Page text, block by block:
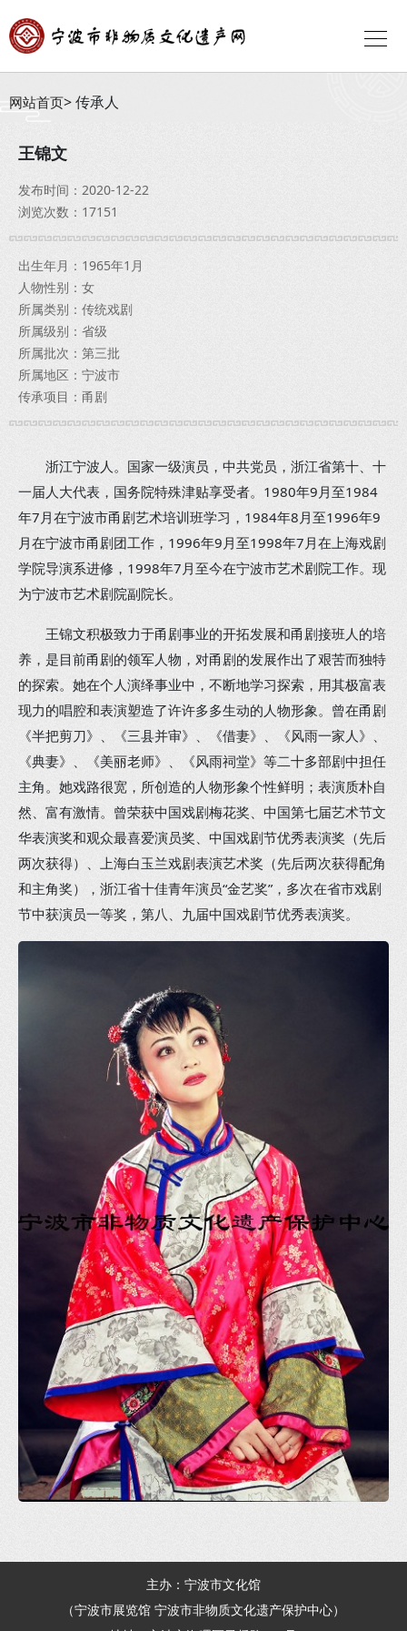
网站首页 传承人
王锦文
发布时间：2020-12-22
浏览次数：17151
出生年月：1965年1月
人物性别：女
所属类别：传统戏剧
所属级别：省级
所属批次：第三批
所属地区：宁波市
传承项目：甬剧
浙江宁波人。国家一级演员，中共党员，浙江省第十、十
一届人大代表，国务院特殊津贴享受者。1980年9月至1984
年7月在宁波市甬剧艺术培训班学习，1984年8月至1996年9
月在宁波市甬剧团工作，1996年9月至1998年7月在上海戏剧
学院导演系进修，1998年7月至今在宁波市艺术剧院工作。现
为宁波市艺术剧院副院长。
王锦文积极致力于甬剧事业的开拓发展和甬剧接班人的培
养，是目前甬剧的领军人物，对甬剧的发展作出了艰苦而独特
的探索。她在个人演绎事业中，不断地学习探索，用其极富表
现力的唱腔和表演塑造了许许多多生动的人物形象。曾在甬剧
《半把剪刀》、《三县并审》、《借妻》、《风雨一家人》、
《典妻》、《美丽老师》、《风雨祠堂》等二十多部剧中担任
主角。她戏路很宽，所创造的人物形象个性鲜明；表演质朴自
然、富有激情。曾荣获中国戏剧梅花奖、中国第七届艺术节文
华表演奖和观众最喜爱演员奖、中国戏剧节优秀表演奖（先后
两次获得）、上海白玉兰戏剧表演艺术奖（先后两次获得配角
和主角奖），浙江省十佳青年演员“金艺奖”，多次在省市戏剧
节中获演员一等奖，第八、九届中国戏剧节优秀表演奖。
主办：宁波市文化馆
（宁波市展览馆 宁波市非物质文化遗产保护中心）